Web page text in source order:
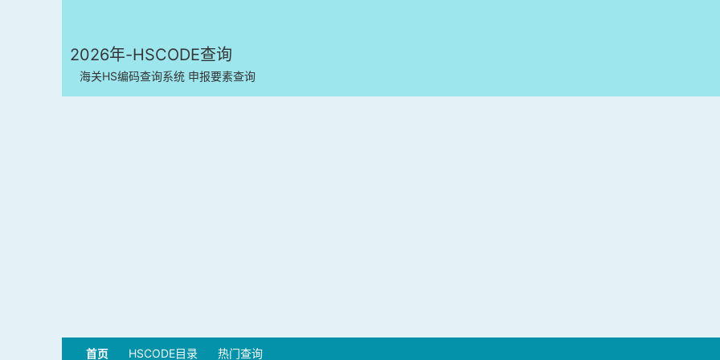
2026年-HSCODE查询
海关HS编码查询系统 申报要素查询
首页 HSCODE目录 热门查询